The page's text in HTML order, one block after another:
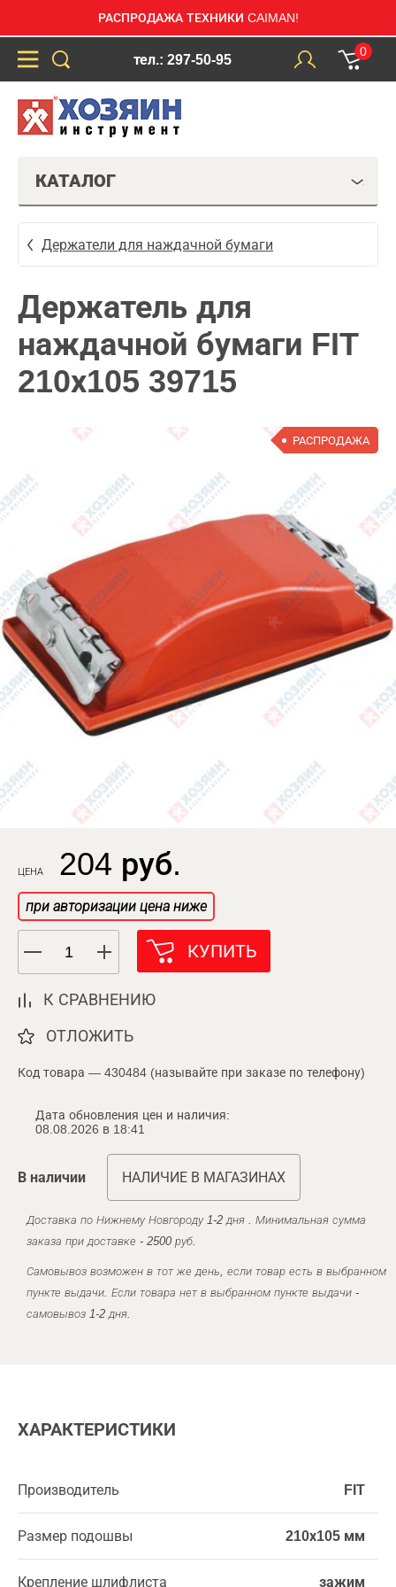
РАСПРОДАЖА ТЕХНИКИ CAIMAN!
тел.: 297-50-95
0
КАТАЛОГ
Держатели для наждачной бумаги
Держатель для
наждачной бумаги FIT
210х105 39715
РАСПРОДАЖА
ЦЕНА 204 руб.
при авторизации цена ниже
КУПИТЬ
К СРАВНЕНИЮ
ОТЛОЖИТЬ
Код товара — 430484 (называйте при заказе по телефону)
Дата обновления цен и наличия:
08.08.2026 в 18:41
В наличии НАЛИЧИЕ В МАГАЗИНАХ
Доставка по Нижнему Новгороду 1-2 дня . Минимальная сумма
заказа при доставке - 2500 руб.
Самовывоз возможен в тот же день, если товар есть в выбранном
пункте выдачи. Если товара нет в выбранном пункте выдачи -
самовывоз 1-2 дня.
ХАРАКТЕРИСТИКИ
Производитель FIT
Размер подошвы 210х105 мм
Крепление шлифлиста зажим